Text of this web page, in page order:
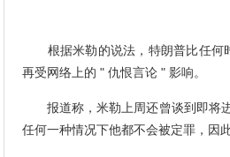
根据米勒的说法，特朗普比任何
再受网络上的 " 仇恨言论 " 影响。
报道称，米勒上周还曾谈到即将进
任何一种情况下他都不会被定罪，因